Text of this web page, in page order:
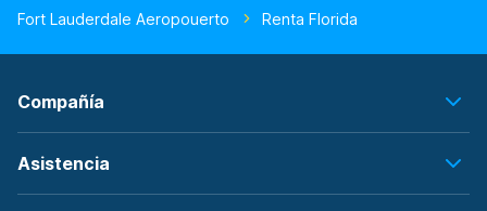
Fort Lauderdale Aeropouerto
Renta Florida
Compañía
Asistencia